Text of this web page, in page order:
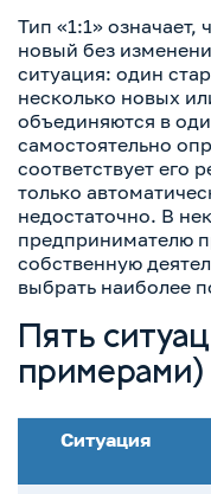
Тип «1:1» означает,
новый без
ситуация: один
несколько новых
объединяются в
самостоятельно
соответствует его
только
недостаточно. В
предпринимателю
собственную
выбрать наиболее
Пять
примерами)
Ситуация